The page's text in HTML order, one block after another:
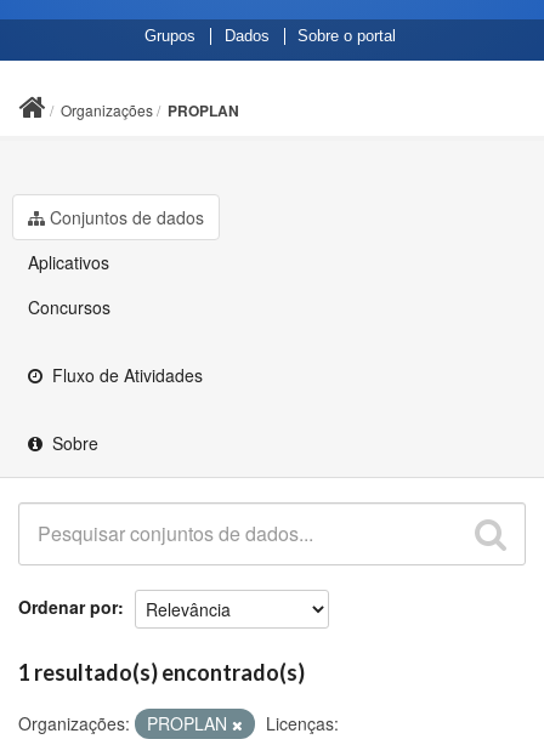
feed twitterCódigos
fonte
de
Grupos Dados Sobre o portal
Organizações PROPLAN
Conjuntos de dados
Aplicativos
Concursos
Fluxo de Atividades
Sobre
Ordenar por
1 resultado(s) encontrado(s)
Organizações: PROPLAN
Licenças: